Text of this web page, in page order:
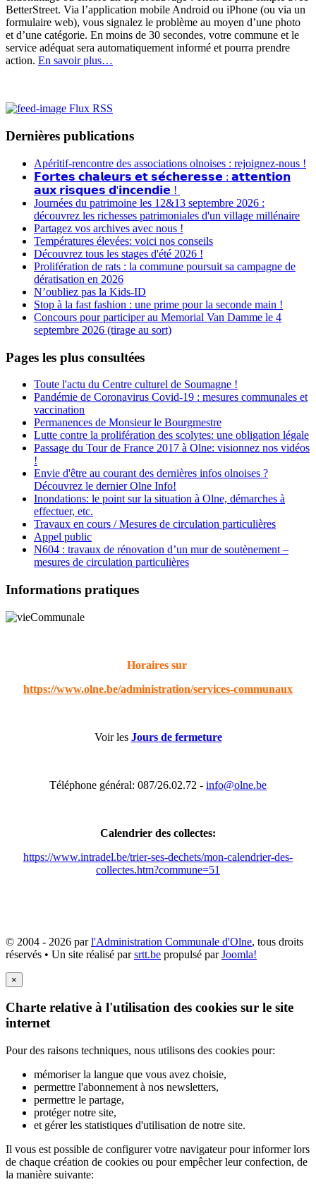
BetterStreet. Via l’application mobile Android ou iPhone (ou via un
formulaire web), vous signalez le problème au moyen d’une photo
et d’une catégorie. En moins de 30 secondes, votre commune et le
service adéquat sera automatiquement informé et pourra prendre
action. En savoir plus…
Flux RSS
Dernières publications
Apéritif-rencontre des associations olnoises : rejoignez-nous !
𝗙𝗼𝗿𝘁𝗲𝘀 𝗰𝗵𝗮𝗹𝗲𝘂𝗿𝘀 𝗲𝘁 𝘀𝗲́𝗰𝗵𝗲𝗿𝗲𝘀𝘀𝗲 : 𝗮𝘁𝘁𝗲𝗻𝘁𝗶𝗼𝗻
𝗮𝘂𝘅 𝗿𝗶𝘀𝗾𝘂𝗲𝘀 𝗱'𝗶𝗻𝗰𝗲𝗻𝗱𝗶𝗲 !
Journées du patrimoine les 12&13 septembre 2026 :
découvrez les richesses patrimoniales d'un village millénaire
Partagez vos archives avec nous !
Températures élevées: voici nos conseils
Découvrez tous les stages d'été 2026 !
Prolifération de rats : la commune poursuit sa campagne de
dératisation en 2026
N’oubliez pas la Kids-ID
Stop à la fast fashion : une prime pour la seconde main !
Concours pour participer au Memorial Van Damme le 4
septembre 2026 (tirage au sort)
Pages les plus consultées
Toute l'actu du Centre culturel de Soumagne !
Pandémie de Coronavirus Covid-19 : mesures communales et
vaccination
Permanences de Monsieur le Bourgmestre
Lutte contre la prolifération des scolytes: une obligation légale
Passage du Tour de France 2017 à Olne: visionnez nos vidéos
!
Envie d'être au courant des dernières infos olnoises ?
Découvrez le dernier Olne Info!
Inondations: le point sur la situation à Olne, démarches à
effectuer, etc.
Travaux en cours / Mesures de circulation particulières
Appel public
N604 : travaux de rénovation d’un mur de soutènement –
mesures de circulation particulières
Informations pratiques
Horaires sur
https://www.olne.be/administration/services-communaux
Voir les Jours de fermeture
Téléphone général: 087/26.02.72 - info@olne.be
Calendrier des collectes:
https://www.intradel.be/trier-ses-dechets/mon-calendrier-des-
collectes.htm?commune=51
© 2004 - 2026 parl'Administration Communale d'Olne, tous droits
réservés • Un site réalisé parsrtt.be propulsé parJoomla!
×
Charte relative à l'utilisation des cookies sur le site
internet
Pour des raisons techniques, nous utilisons des cookies pour:
mémoriser la langue que vous avez choisie,
permettre l'abonnement à nos newsletters,
permettre le partage,
protéger notre site,
et gérer les statistiques d'utilisation de notre site.
Il vous est possible de configurer votre navigateur pour informer lors
de chaque création de cookies ou pour empêcher leur confection, de
la manière suivante: